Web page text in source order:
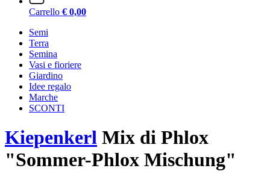
Carrello € 0,00
Semi
Terra
Semina
Vasi e fioriere
Giardino
Idee regalo
Marche
SCONTI
Kiepenkerl Mix di Phlox
"Sommer-Phlox Mischung"